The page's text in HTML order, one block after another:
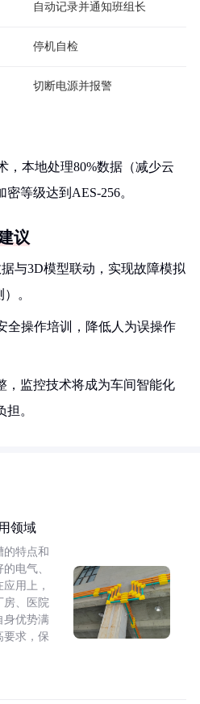
自动记录并通知班组长
停机自检
切断电源并报警
，本地处理80%数据（减少云
等级达到AES-256。
议
与3D模型联动，实现故障模拟
。
全操作培训，降低人为误操作
，监控技术将成为车间智能化
。
领域
的特点和
电气、
用上，
房、医院
身优势满
要求，保